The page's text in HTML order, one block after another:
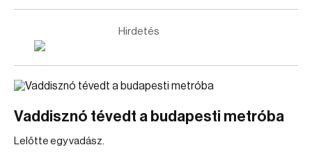
Hirdetés
Vaddisznó tévedt a budapesti metróba
Lelőtte egy vadász.